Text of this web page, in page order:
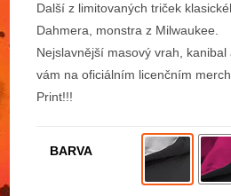
Další z limitovaných triček
Dahmera, monstra z Milwaukee.
Nejslavnější masový vrah,
vám na oficiálním licenčním
Print!!!
BARVA